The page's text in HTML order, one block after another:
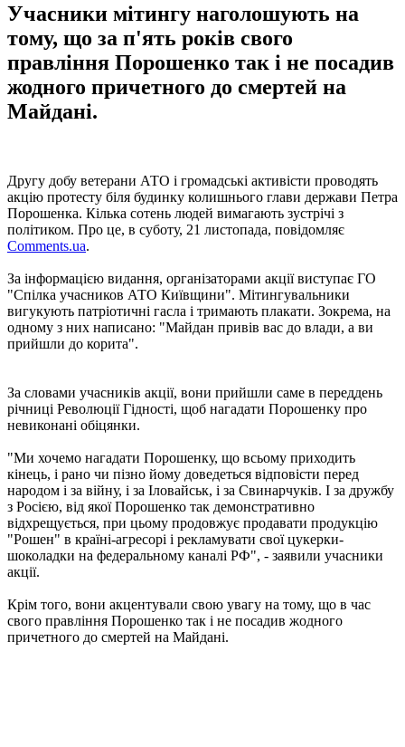
Учасники мітингу наголошують на
тому, що за п'ять років свого
правління Порошенко так і не посадив
жодного причетного до смертей на
Майдані.
Другу добу ветерани АТО і громадські активісти проводять
акцію протесту біля будинку колишнього глави держави Петра
Порошенка. Кілька сотень людей вимагають зустрічі з
політиком. Про це, в суботу, 21 листопада, повідомляє
Comments.ua.
За інформацією видання, організаторами акції виступає ГО
"Спілка учасников АТО Київщини". Мітингувальники
вигукують патріотичні гасла і тримають плакати. Зокрема, на
одному з них написано: "Майдан привів вас до влади, а ви
прийшли до корита".
За словами учасників акції, вони прийшли саме в переддень
річниці Революції Гідності, щоб нагадати Порошенку про
невиконані обіцянки.
"Ми хочемо нагадати Порошенку, що всьому приходить
кінець, і рано чи пізно йому доведеться відповісти перед
народом і за війну, і за Іловайськ, і за Свинарчуків. І за дружбу
з Росією, від якої Порошенко так демонстративно
відхрещується, при цьому продовжує продавати продукцію
"Рошен" в країні-агресорі і рекламувати свої цукерки-
шоколадки на федеральному каналі РФ", - заявили учасники
акції.
Крім того, вони акцентували свою увагу на тому, що в час
свого правління Порошенко так і не посадив жодного
причетного до смертей на Майдані.